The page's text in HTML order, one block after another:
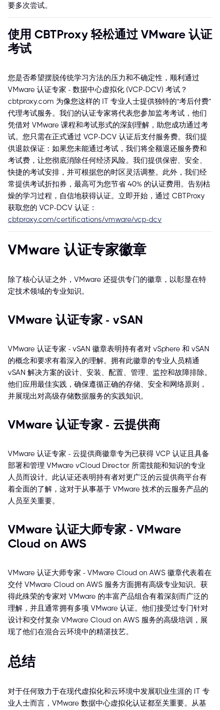
要多次尝试。
使用 CBTProxy 轻松通过 VMware 认证
考试
您是否希望摆脱传统学习方法的压力和不确定性，顺利通过
VMware 认证专家 - 数据中心虚拟化 (VCP-DCV) 考试？
cbtproxy.com 为像您这样的 IT 专业人士提供独特的“考后付费”
代理考试服务。我们的认证专家将代表您参加监考考试，他们
凭借对 VMware 课程和考试形式的深刻理解，助您成功通过考
试。您只需在正式通过 VCP-DCV 认证后支付服务费。我们提
供退款保证：如果您未能通过考试，我们将全额退还服务费和
考试费，让您彻底消除任何经济风险。我们提供保密、安全、
快捷的考试安排，并可根据您的时区灵活调整。此外，我们经
常提供考试折扣券，最高可为您节省 40% 的认证费用。告别枯
燥的学习过程，自信地获得认证。立即开始，通过 CBTProxy
获取您的 VCP-DCV 认证：
cbtproxy.com/certifications/vmware/vcp-dcv
VMware 认证专家徽章
除了核心认证之外，VMware 还提供专门的徽章，以彰显在特
定技术领域的专业知识。
VMware 认证专家 - vSAN
VMware 认证专家 - vSAN 徽章表明持有者对 vSphere 和 vSAN
的概念和要求有着深入的理解。拥有此徽章的专业人员精通
vSAN 解决方案的设计、安装、配置、管理、监控和故障排除。
他们应用最佳实践，确保遵循正确的存储、安全和网络原则，
并展现出对高级存储数据服务的实践知识。
VMware 认证专家 - 云提供商
VMware 认证专家 - 云提供商徽章专为已获得 VCP 认证且具备
部署和管理 VMware vCloud Director 所需技能和知识的专业
人员而设计。此认证还表明持有者对更广泛的云提供商平台有
着全面的了解，这对于从事基于 VMware 技术的云服务产品的
人员至关重要。
VMware 认证大师专家 - VMware
Cloud on AWS
VMware 认证大师专家 - VMware Cloud on AWS 徽章代表着在
交付 VMware Cloud on AWS 服务方面拥有高级专业知识。获
得此殊荣的专家对 VMware 的丰富产品组合有着深刻而广泛的
理解，并且通常拥有多项 VMware 认证。他们接受过专门针对
设计和交付复杂 VMware Cloud on AWS 服务的高级培训，展
现了他们在混合云环境中的精湛技艺。
总结
对于任何致力于在现代虚拟化和云环境中发展职业生涯的 IT 专
业人士而言，VMware 数据中心虚拟化认证都至关重要。从基